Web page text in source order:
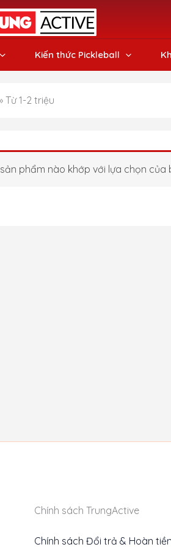
Kiến thức Pickleball
Từ 1-2 triệu
phẩm nào khớp với lựa chọn của
Chính sách TrungActive
Chính sách Đổi trả & Hoàn